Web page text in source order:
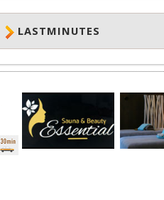
LASTMINUTES